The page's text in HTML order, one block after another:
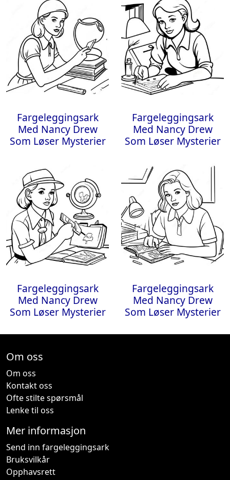
Fargeleggingsark
Med Nancy Drew
Som Løser Mysterier
Fargeleggingsark
Med Nancy Drew
Som Løser Mysterier
Fargeleggingsark
Med Nancy Drew
Som Løser Mysterier
Fargeleggingsark
Med Nancy Drew
Som Løser Mysterier
Om oss
Om oss
Kontakt oss
Ofte stilte spørsmål
Lenke til oss
Mer informasjon
Send inn fargeleggingsark
Bruksvilkår
Opphavsrett